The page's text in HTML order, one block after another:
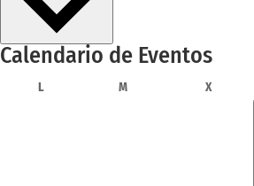
Calendario de Eventos
Llunes Mmartes Xmiércoles